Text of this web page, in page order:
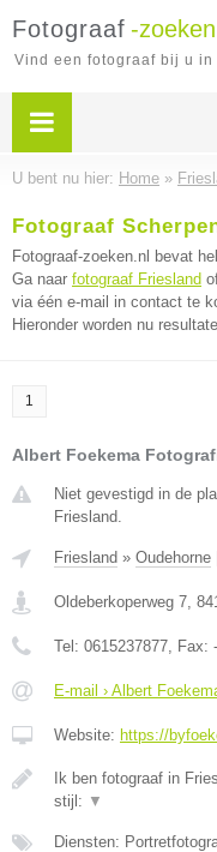
Fotograaf -
Vind een fotograaf bij u in
U bent nu hier: Home »
Fotograaf
Fotograaf-zoeken.nl bevat
Ga naar fotograaf Friesland
via één e-mail in contact te
Hieronder worden nu
1
Albert Foekema
Niet gevestigd in de
Friesland.
Friesland » Oudehorne
Oldeberkoperweg 7,
Tel: 0615237877, Fax: -
E-mail › Albert
Website: https://
Ik ben fotograaf in
stijl: ▼
Diensten: